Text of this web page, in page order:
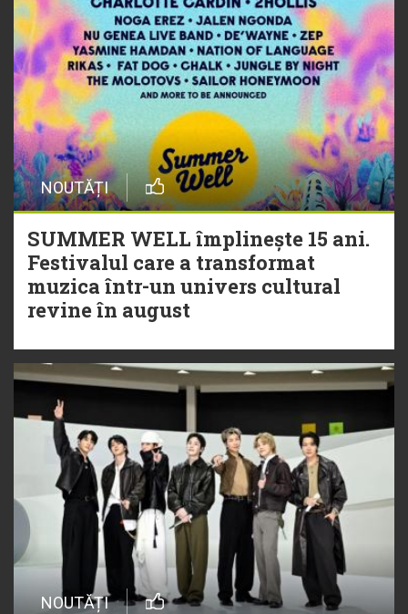
NOUTĂȚI
SUMMER WELL împlinește 15 ani.
Festivalul care a transformat
muzica într-un univers cultural
revine în august
NOUTĂȚI